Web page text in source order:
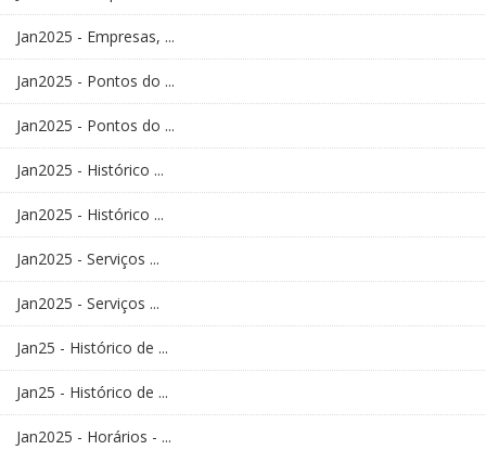
Jan2025 - Empresas, ...
Jan2025 - Pontos do ...
Jan2025 - Pontos do ...
Jan2025 - Histórico ...
Jan2025 - Histórico ...
Jan2025 - Serviços ...
Jan2025 - Serviços ...
Jan25 - Histórico de ...
Jan25 - Histórico de ...
Jan2025 - Horários - ...